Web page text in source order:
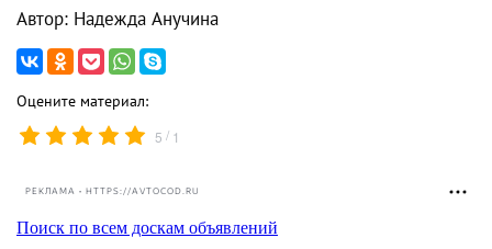
Автор: Надежда Анучина
Оцените материал:
5 / 1
РЕКЛАМА • HTTPS://AVTOCOD.RU